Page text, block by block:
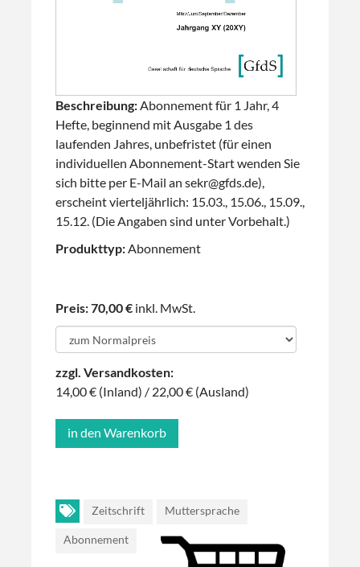
Beschreibung:Abonnement für 1 Jahr, 4
Hefte, beginnend mit Ausgabe 1 des
laufenden Jahres, unbefristet (für einen
individuellen Abonnement-Start wenden Sie
sich bitte per E-Mail an sekr@gfds.de),
erscheint vierteljährlich: 15.03., 15.06., 15.09.,
15.12. (Die Angaben sind unter Vorbehalt.)
Produkttyp:Abonnement
Preis: 70,00 € inkl. MwSt.
zzgl. Versandkosten:
14,00 € (Inland) / 22,00 € (Ausland)
Zeitschrift Muttersprache
Abonnement